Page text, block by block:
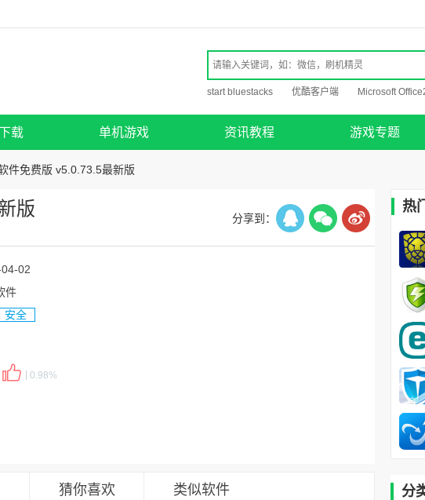
start bluestacks 优酷客户端 Microsoft
载 单机游戏 资讯教程 游戏专题
件免费版 v5.0.73.5最新版
版 分享到：
02
件
安全
0.98%
猜你喜欢 类似软件
热
分